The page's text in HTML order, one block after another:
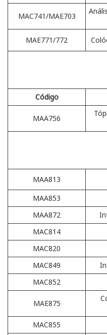
MAC741/MAE703
MAE771/772
Código
MAA756
MAA813
MAA853
MAA872
MAC814
MAC820
MAC849
MAC852
MAE875
MAC855